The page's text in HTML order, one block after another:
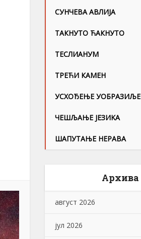
СУНЧЕВА АВЛИЈА
ТАКНУТО ЋАКНУТО
ТЕСЛИАНУМ
ТРЕЋИ КАМЕН
УСХОЂЕЊЕ УОБРАЗИЉЕ
ЧЕШЉАЊЕ ЈЕЗИKА
ШАПУТАЊЕ НЕРАВА
Архива
август 2026
јул 2026